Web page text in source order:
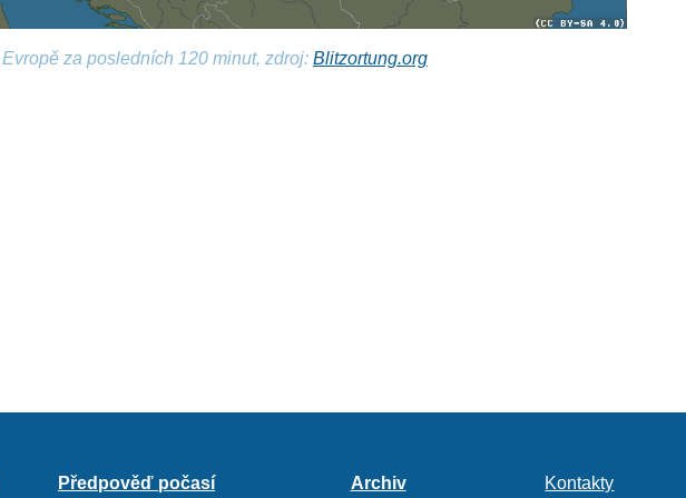
za posledních 120 minut, zdroj:Blitzortung.org
Předpověď počasí Archiv Kontakty